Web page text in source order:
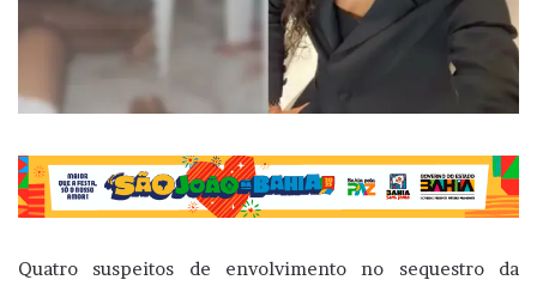
Quatro suspeitos de envolvimento no sequestro da